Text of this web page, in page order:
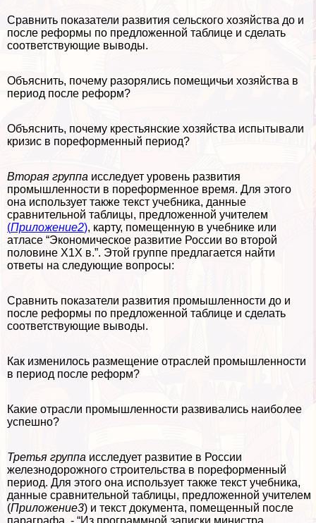
Сравнить показатели развития сельского хозяйства до и
после реформы по предложенной таблице и сделать
соответствующие выводы.
Объяснить, почему разорялись помещичьи хозяйства в
период после реформ?
Объяснить, почему крестьянские хозяйства испытывали
кризис в пореформенный период?
Вторая группа исследует уровень развития
промышленности в пореформенное время. Для этого
она использует также текст учебника, данные
сравнительной таблицы, предложенной учителем
(Приложение2), карту, помещенную в учебнике или
атласе “Экономическое развитие России во второй
половине Х1Х в.”. Этой группе предлагается найти
ответы на следующие вопросы:
Сравнить показатели развития промышленности до и
после реформы по предложенной таблице и сделать
соответствующие выводы.
Как изменилось размещение отраслей промышленности
в период после реформ?
Какие отрасли промышленности развивались наиболее
успешно?
Третья группа исследует развитие в России
железнодорожного строительства в пореформенный
период. Для этого она использует также текст учебника,
данные сравнительной таблицы, предложенной учителем
(Приложение3) и текст документа, помещенный после